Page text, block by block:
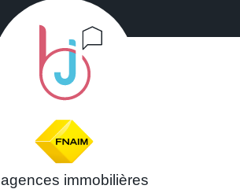
agences immobilières